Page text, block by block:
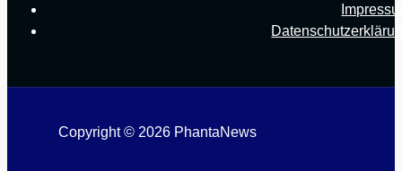
Copyright © 2026 PhantaNews